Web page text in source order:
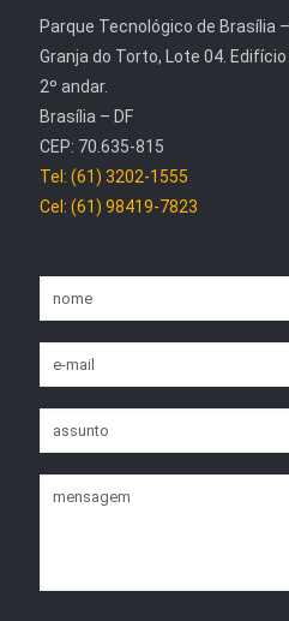
Parque Tecnológico de Brasília
Granja do Torto, Lote 04.
2º andar.
Brasília – DF
CEP: 70.635-815
Tel: (61) 3202-1555
Cel: (61) 98419-7823